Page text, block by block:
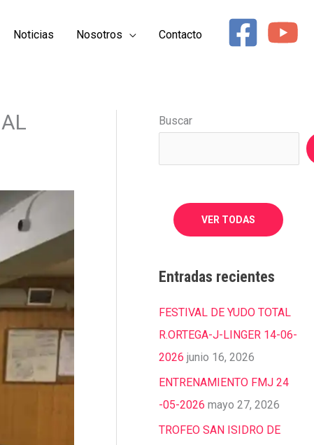
Noticias Nosotros Contacto
COMPARTIR
EN
Buscar
VER TODAS
Entradas recientes
FESTIVAL DE YUDO TOTAL
R.ORTEGA-J-LINGER 14-06-
2026 junio 16, 2026
ENTRENAMIENTO FMJ 24
-05-2026 mayo 27, 2026
TROFEO SAN ISIDRO DE